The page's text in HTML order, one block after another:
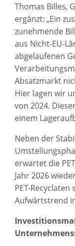
Thomas Billes,
ergänzt: „Ein
zunehmende
aus Nicht-EU-
abgelaufenen
Absatzmarkt
Hier lagen wir
von 2024.
einem
Neben der
erwartet die
Jahr 2026
PET-
Aufwärtstrend